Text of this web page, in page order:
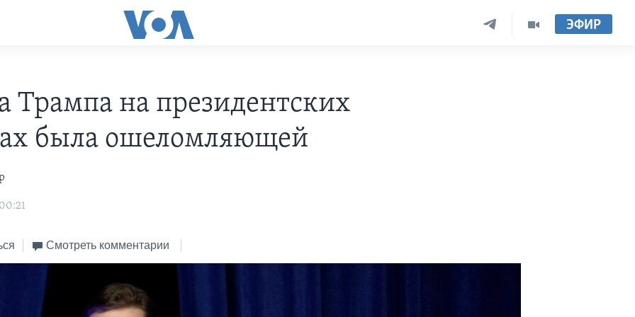
ЭФИР
Трампа на президентских
была ошеломляющей
Смотреть комментарии